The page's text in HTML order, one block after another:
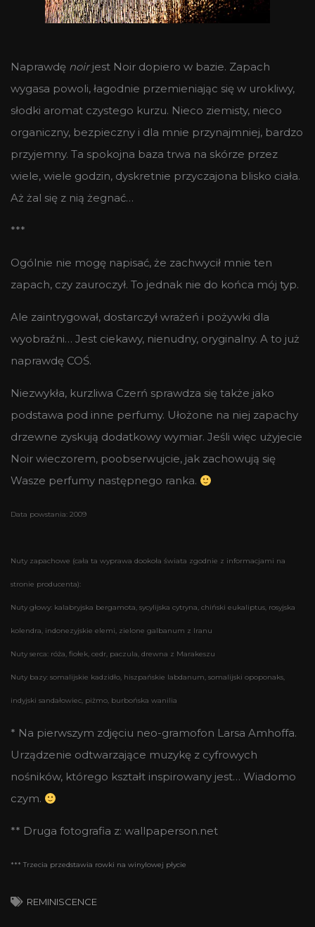
Naprawdę noirjest Noir dopiero w bazie. Zapach
wygasa powoli, łagodnie przemieniając się w urokliwy,
słodki aromat czystego kurzu. Nieco ziemisty, nieco
organiczny, bezpieczny i dla mnie przynajmniej, bardzo
przyjemny. Ta spokojna baza trwa na skórze przez
wiele, wiele godzin, dyskretnie przyczajona blisko ciała.
Aż żal się z nią żegnać…
***
Ogólnie nie mogę napisać, że zachwycił mnie ten
zapach, czy zauroczył. To jednak nie do końca mój typ.
Ale zaintrygował, dostarczył wrażeń i pożywki dla
wyobraźni… Jest ciekawy, nienudny, oryginalny. A to już
naprawdę COŚ.
Niezwykła, kurzliwa Czerń sprawdza się także jako
podstawa pod inne perfumy. Ułożone na niej zapachy
drzewne zyskują dodatkowy wymiar. Jeśli więc użyjecie
Noir wieczorem, poobserwujcie, jak zachowują się
Wasze perfumy następnego ranka.
Data powstania: 2009
Nuty zapachowe (cała ta wyprawa dookoła świata zgodnie z informacjami na
stronie producenta):
Nuty głowy: kalabryjska bergamota, sycylijska cytryna, chiński eukaliptus, rosyjska
kolendra, indonezyjskie elemi, zielone galbanum z Iranu
Nuty serca: róża, fiołek, cedr, paczula, drewna z Marakeszu
Nuty bazy: somalijskie kadzidło, hiszpańskie labdanum, somalijski opoponaks,
indyjski sandałowiec, piżmo, burbońska wanilia
* Na pierwszym zdjęciu neo-gramofon Larsa Amhoffa.
Urządzenie odtwarzające muzykę z cyfrowych
nośników, którego kształt inspirowany jest… Wiadomo
czym.
** Druga fotografia z: wallpaperson.net
*** Trzecia przedstawia rowki na winylowej płycie
REMINISCENCE